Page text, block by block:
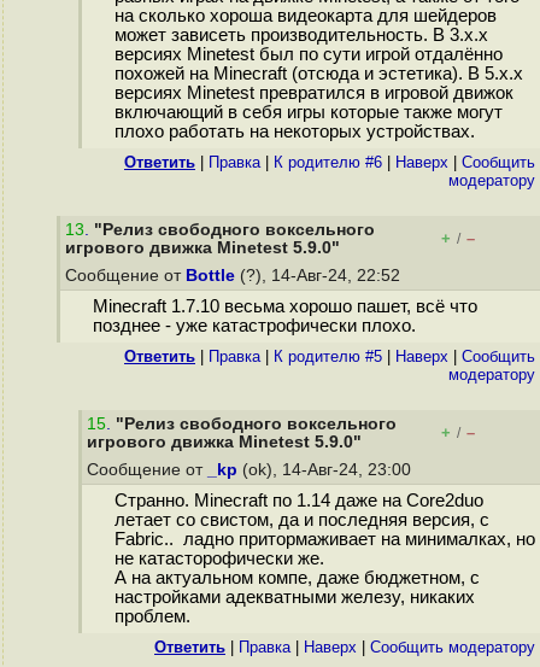
на сколько хороша видеокарта для шейдеров
может зависеть производительность. В 3.x.x
версиях Minetest был по сути игрой отдалённо
похожей на Minecraft (отсюда и эстетика). В 5.x.x
версиях Minetest превратился в игровой движок
включающий в себя игры которые также могут
плохо работать на некоторых устройствах.
Ответить Правка| К родителю #6 Наверх
Cообщить
модератору
13. "Релиз свободного воксельного
игрового движка Minetest 5.9.0"
+ / –
Сообщение от Bottle (?), 14-Авг-24, 22:52
Minecraft 1.7.10 весьма хорошо пашет, всё что
позднее - уже катастрофически плохо.
Ответить Правка| К родителю #5 Наверх
Cообщить
модератору
15. "Релиз свободного воксельного
игрового движка Minetest 5.9.0"
+ / –
Сообщение от _kp (ok), 14-Авг-24, 23:00
Странно. Minecraft по 1.14 даже на Core2duo
летает со свистом, да и последняя версия, с
Fabric.. ладно притормаживает на минималках, но
не катасторофически же.
А на актуальном компе, даже бюджетном, с
настройками адекватными железу, никаких
проблем.
Ответить Правка| Наверх Cообщить модератору